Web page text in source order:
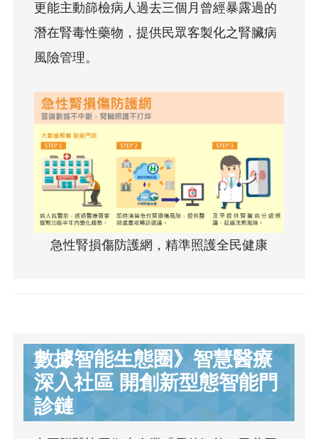
更能主動篩檢病人過去三個月曾經暴露過的
潛在腎毒性藥物，提供民眾客製化之腎臟病
風險管理。
急性腎損傷防護網，精準照護全民健康
數據智能生態圈》智慧醫療
深入社區 開創新型態智能門
診鏈